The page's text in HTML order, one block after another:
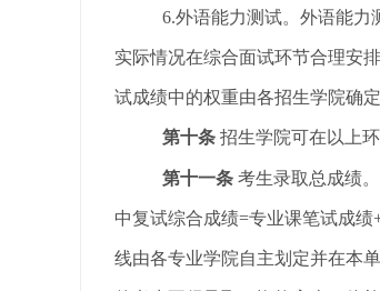
6.外语能力测试。外语能力
实际情况在综合面试环节合理安
试成绩中的权重由各招生学院确定
第十条 招生学院可在以上
第十一条 考生录取总成绩。
中复试综合成绩=专业课笔试成绩
线由各专业学院自主划定并在本